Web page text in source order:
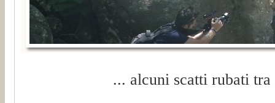
... alcuni scatti rubati